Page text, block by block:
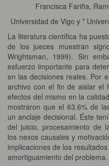
Francisca Fariña,
Universidad de Vigo y *
La literatura científica ha
de los jueces muestran
Wrightsman, 1999). Sin
esfuerzo importante para
en las decisiones reales. Por
archivo con el fin de aislar el
efectos del mismo en la
mostraron que el 63.6% de
un anclaje decisional. Éste
del juicio, procesamiento de
los nexos causales y
implicaciones de los
amortiguamiento del problema.